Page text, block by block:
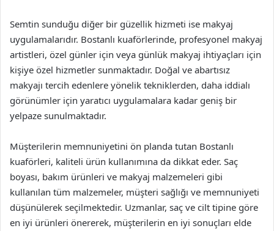
Semtin sunduğu diğer bir güzellik hizmeti ise makyaj
uygulamalarıdır. Bostanlı kuaförlerinde, profesyonel makyaj
artistleri, özel günler için veya günlük makyaj ihtiyaçları için
kişiye özel hizmetler sunmaktadır. Doğal ve abartısız
makyajı tercih edenlere yönelik tekniklerden, daha iddialı
görünümler için yaratıcı uygulamalara kadar geniş bir
yelpaze sunulmaktadır.
Müşterilerin memnuniyetini ön planda tutan Bostanlı
kuaförleri, kaliteli ürün kullanımına da dikkat eder. Saç
boyası, bakım ürünleri ve makyaj malzemeleri gibi
kullanılan tüm malzemeler, müşteri sağlığı ve memnuniyeti
düşünülerek seçilmektedir. Uzmanlar, saç ve cilt tipine göre
en iyi ürünleri önererek, müşterilerin en iyi sonuçları elde